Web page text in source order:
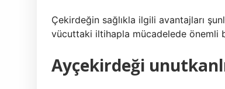
Çekirdeğin sağlıkla ilgili avantajları
vücuttaki iltihapla mücadelede önemli
Ayçekirdeği